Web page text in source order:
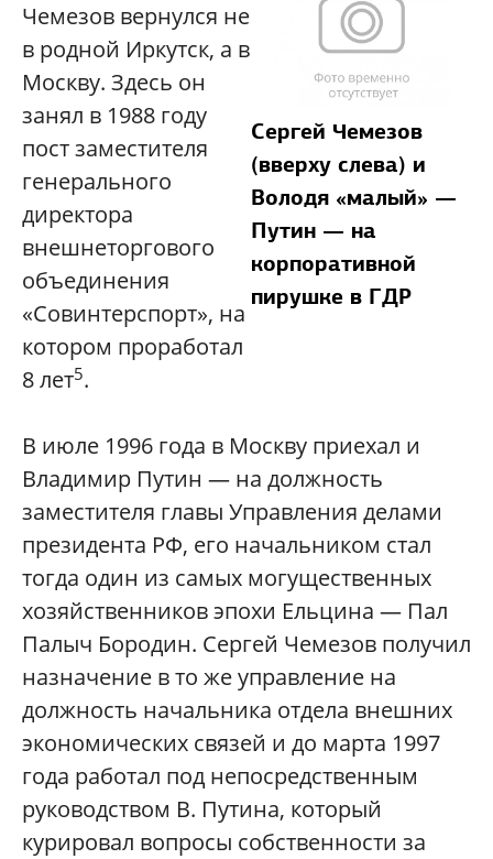
Сергей Чемезов
(вверху слева) и
Володя «малый» —
Путин — на
корпоративной
пирушке в ГДР
Чемезов вернулся не
в родной Иркутск, а в
Москву. Здесь он
занял в 1988 году
пост заместителя
генерального
директора
внешнеторгового
объединения
«Совинтерспорт», на
котором проработал
8 лет5.
В июле 1996 года в Москву приехал и
Владимир Путин — на должность
заместителя главы Управления делами
президента РФ, его начальником стал
тогда один из самых могущественных
хозяйственников эпохи Ельцина — Пал
Палыч Бородин. Сергей Чемезов получил
назначение в то же управление на
должность начальника отдела внешних
экономических связей и до марта 1997
года работал под непосредственным
руководством В. Путина, который
курировал вопросы собственности за